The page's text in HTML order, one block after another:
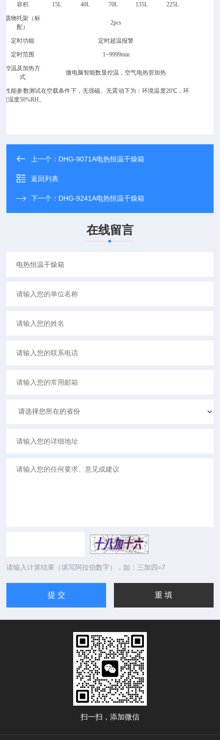
容积 15L 40L 70L 135L 225L
载物托架（标
配）
2pcs
定时功能
定时超温报警
定时范围
1~9999min
控温及加热方
式
微电脑智能数显控温，空气电热管加热
性能参数测试在空载条件下，无强磁、无震动下为：环境温度20℃，环
境湿度50%RH。
上一个： DHG-9071A电热恒温干燥箱
返回列表
下一个： DHG-9241A电热恒温干燥箱
在线留言
请输入计算结果（填写阿拉伯数字），如：三加四=7
扫一扫，添加微信